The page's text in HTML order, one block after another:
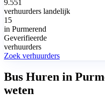
9.551
verhuurders landelijk
15
in Purmerend
Geverifieerde
verhuurders
Zoek verhuurders
Bus Huren in
weten